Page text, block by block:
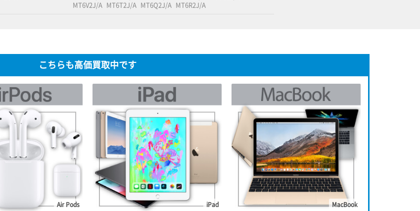
MT6V2J/A
MT6T2J/A MT6Q2J/A MT6R2J/A
こちらも高価買取中です
Air Pods iPad MacBook